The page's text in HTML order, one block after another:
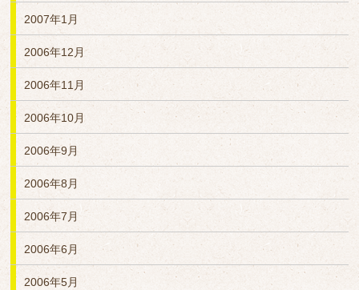
2007年1月
2006年12月
2006年11月
2006年10月
2006年9月
2006年8月
2006年7月
2006年6月
2006年5月